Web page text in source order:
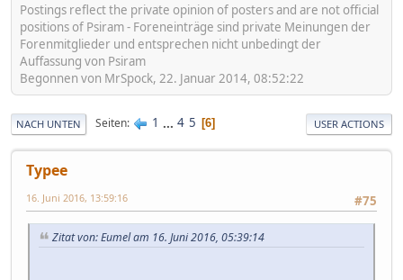
Postings reflect the private opinion of posters and are not official
positions of Psiram - Foreneinträge sind private Meinungen der
Forenmitglieder und entsprechen nicht unbedingt der
Auffassung von Psiram
Begonnen von MrSpock, 22. Januar 2014, 08:52:22
NACH UNTEN Seiten 1 ... 4 5 6 USER ACTIONS
Typee
#75
16. Juni 2016, 13:59:16
Zitat von: Eumel am 16. Juni 2016, 05:39:14